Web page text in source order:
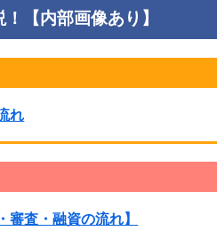
【内部画像あり】
れ
審査・融資の流れ】